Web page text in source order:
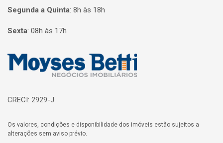
Segunda a Quinta: 8h às 18h
Sexta: 08h às 17h
Página inicial
CRECI: 2929-J
Os valores, condições e disponibilidade dos imóveis estão sujeitos a
alterações sem aviso prévio.